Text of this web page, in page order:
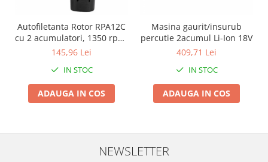
Accesorii aparatele de spalat cu
presiune
Aparate de spalat cu presiune
Instalatii sanitare
Articole si accesorii pentru baie
Autofiletanta Rotor RPA12C
cu 2 acumulatori, 1350 rpm,
12 V
145,96 Lei
IN STOC
ADAUGA IN COS
Masina gaurit/insurub
percutie 2acumul Li-Ion 18V
409,71 Lei
IN STOC
ADAUGA IN COS
NEWSLETTER